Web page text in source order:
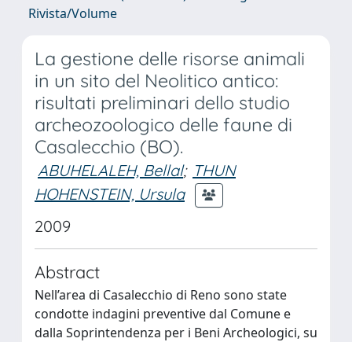
Rivista/Volume
La gestione delle risorse animali
in un sito del Neolitico antico:
risultati preliminari dello studio
archeozoologico delle faune di
Casalecchio (BO).
ABUHELALEH, Bellal; THUN
HOHENSTEIN, Ursula
2009
Abstract
Nell’area di Casalecchio di Reno sono state
condotte indagini preventive dal Comune e
dalla Soprintendenza per i Beni Archeologici, su